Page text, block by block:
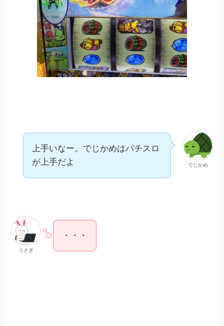
でじかめ
上手いなー。でじかめはパチスロ
が上手だよ
うさぎ
・・・